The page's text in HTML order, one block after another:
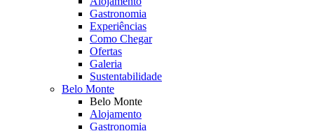
Gastronomia
Experiências
Como Chegar
Ofertas
Galeria
Sustentabilidade
Belo Monte
Belo Monte
Alojamento
Gastronomia